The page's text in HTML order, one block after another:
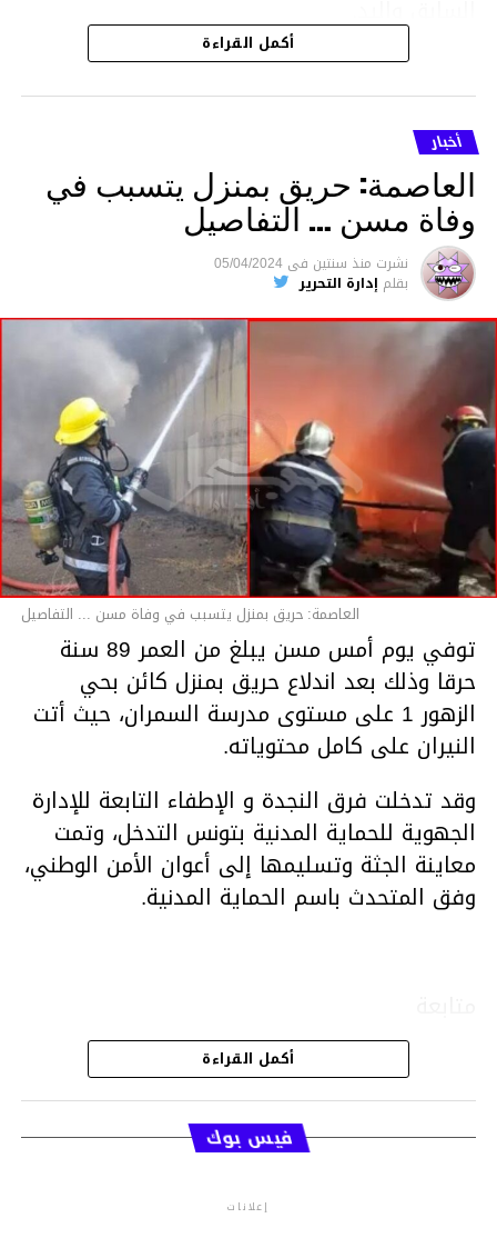
هذا وقد تمكن أعوان مركز الأمن الوطني بحي
هلال في توقيت قياسي من محاصرة المشتبه به
والقبض عليه وإحالته على التحقيق في خصوص
ما نُسبه إليه.
متابعة
قسم الاخبار
أكمل القراءة
أخبار
العاصمة: حريق بمنزل يتسبب في
وفاة مسن … التفاصيل
نشرت منذ سنتين فى 05/04/2024
بقلم إدارة التحرير
العاصمة: حريق بمنزل يتسبب في وفاة مسن ... التفاصيل
توفي يوم أمس مسن يبلغ من العمر 89 سنة
حرقا وذلك بعد اندلاع حريق بمنزل كائن بحي
الزهور 1 على مستوى مدرسة السمران، حيث أتت
النيران على كامل محتوياته.
وقد تدخلت فرق النجدة و الإطفاء التابعة للإدارة
الجهوية للحماية المدنية بتونس التدخل، وتمت
معاينة الجثة وتسليمها إلى أعوان الأمن الوطني،
وفق المتحدث باسم الحماية المدنية.
قسم الاخبار
أكمل القراءة
فيس بوك
إعلانات